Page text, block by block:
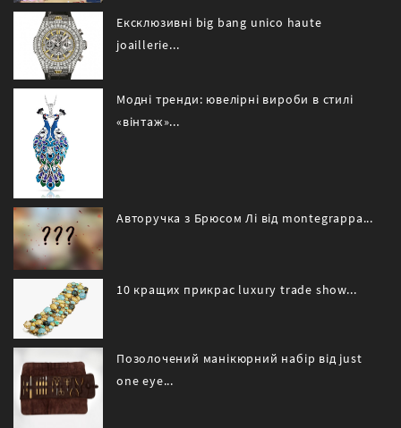
Ексклюзивні big bang unico haute
joaillerie...
Модні тренди: ювелірні вироби в стилі
«вінтаж»...
Авторучка з Брюсом Лі від montegrappa...
10 кращих прикрас luxury trade show...
Позолочений манікюрний набір від just
one eye...